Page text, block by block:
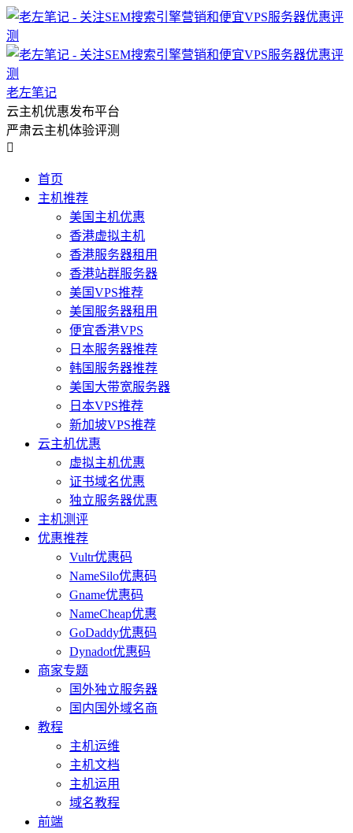
老左笔记
云主机优惠发布平台
严肃云主机体验评测

首页
主机推荐
美国主机优惠
香港虚拟主机
香港服务器租用
香港站群服务器
美国VPS推荐
美国服务器租用
便宜香港VPS
日本服务器推荐
韩国服务器推荐
美国大带宽服务器
日本VPS推荐
新加坡VPS推荐
云主机优惠
虚拟主机优惠
证书域名优惠
独立服务器优惠
主机测评
优惠推荐
Vultr优惠码
NameSilo优惠码
Gname优惠码
NameCheap优惠
GoDaddy优惠码
Dynadot优惠码
商家专题
国外独立服务器
国内国外域名商
教程
主机运维
主机文档
主机运用
域名教程
前端